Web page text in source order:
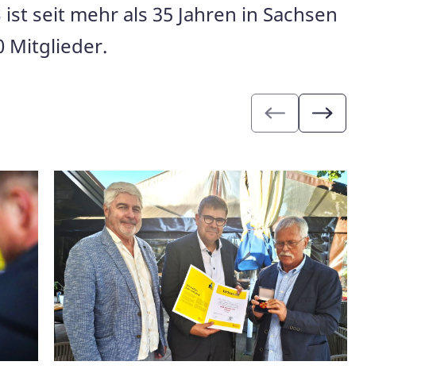
seit mehr als 35 Jahren in Sachsen
Mitglieder.